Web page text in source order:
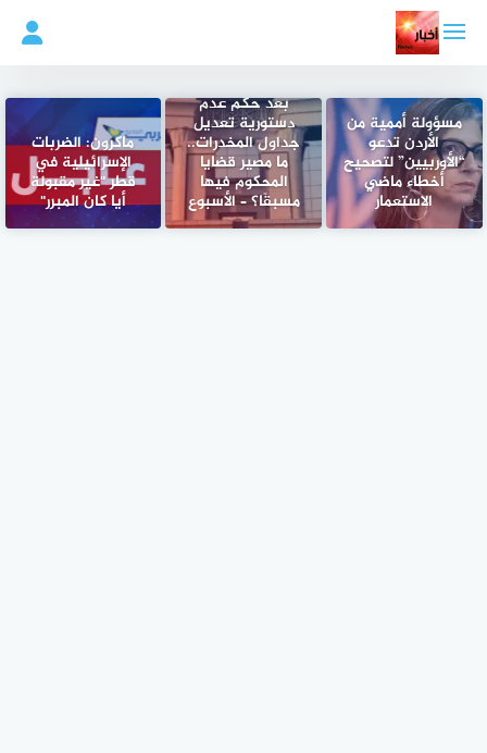
المحتوى
مسؤولة أممية من
الأردن تدعو
“الأوربيين” لتصحيح
أخطاء ماضي
الاستعمار
بعد حكم عدم
دستورية تعديل
جداول المخدرات..
ما مصير قضايا
المحكوم فيها
مسبقًا؟ – الأسبوع
ماكرون: الضربات
الإسرائيلية في
قطر "غير مقبولة
أيا كان المبرر"